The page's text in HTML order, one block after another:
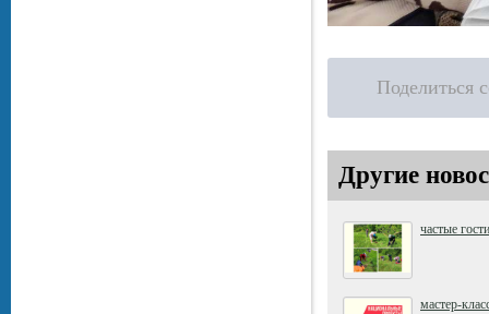
Поделиться
Другие
частые
мастер-